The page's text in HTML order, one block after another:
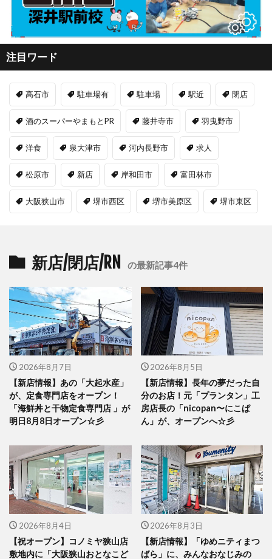
注目ワード
高石市 駐車場有 駐車場 駅近 閉店
酒のスーパーやまもとPR 藤井寺市 羽曳野市
洋食 泉大津市 河内長野市 求人
松原市 新店 岸和田市 富田林市
大阪狭山市 堺市西区 堺市美原区 堺市東区
新店/閉店/RN の最新記事4件
2026年8月7日
【新店情報】あの「大起水産」
が、定食専門店をオープン！
「海鮮丼と干物定食専門店 」が
明日8月8日オープン☆彡
2026年8月5日
【新店情報】長年の夢だった自
分のお店！元「プランタン」工
房店長の「nicopan〜にこぱ
ん」が、オープンへ☆彡
2026年8月4日
【祝オープン】コノミヤ狭山店
敷地内に「大阪狭山おとなこど
2026年8月3日
【新店情報】「ゆめニティまつ
ばら」に、みんなおなじみの